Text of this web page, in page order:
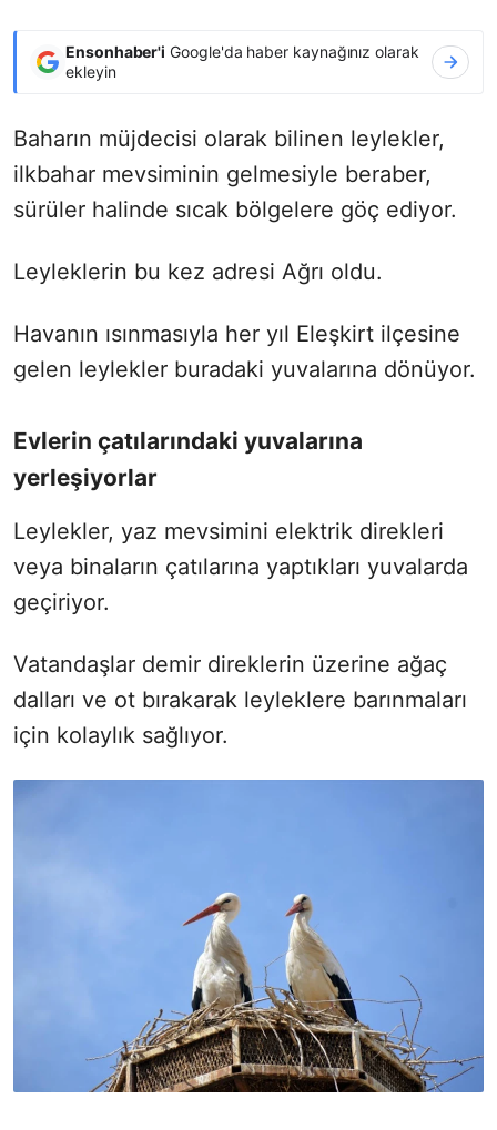
Ensonhaber'i Google'da haber kaynağınız olarak
ekleyin
Baharın müjdecisi olarak bilinen leylekler,
ilkbahar mevsiminin gelmesiyle beraber,
sürüler halinde sıcak bölgelere göç ediyor.
Leyleklerin bu kez adresi Ağrı oldu.
Havanın ısınmasıyla her yıl Eleşkirt ilçesine
gelen leylekler buradaki yuvalarına dönüyor.
Evlerin çatılarındaki yuvalarına
yerleşiyorlar
Leylekler, yaz mevsimini elektrik direkleri
veya binaların çatılarına yaptıkları yuvalarda
geçiriyor.
Vatandaşlar demir direklerin üzerine ağaç
dalları ve ot bırakarak leyleklere barınmaları
için kolaylık sağlıyor.